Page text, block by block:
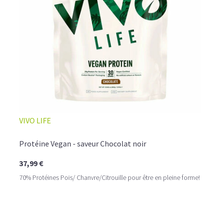
☕ LATTE MACCHIATO GLACÉ
VIVO LIFE
Protéine Vegan - saveur Chocolat noir
37,99 €
70% Protéines Pois/ Chanvre/Citrouille pour être en pleine forme!